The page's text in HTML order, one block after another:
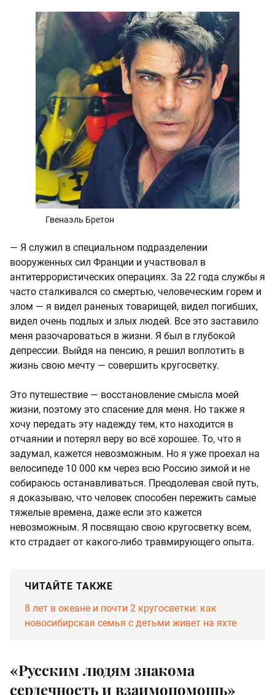
Гвенаэль Бретон
— Я служил в специальном подразделении
вооруженных сил Франции и участвовал в
антитеррористических операциях. За 22 года службы я
часто сталкивался со смертью, человеческим горем и
злом — я видел раненых товарищей, видел погибших,
видел очень подлых и злых людей. Все это заставило
меня разочароваться в жизни. Я был в глубокой
депрессии. Выйдя на пенсию, я решил воплотить в
жизнь свою мечту — совершить кругосветку.
Это путешествие — восстановление смысла моей
жизни, поэтому это спасение для меня. Но также я
хочу передать эту надежду тем, кто находится в
отчаянии и потерял веру во всё хорошее. То, что я
задумал, кажется невозможным. Но я уже проехал на
велосипеде 10 000 км через всю Россию зимой и не
собираюсь останавливаться. Преодолевая свой путь,
я доказываю, что человек способен пережить самые
тяжелые времена, даже если это кажется
невозможным. Я посвящаю свою кругосветку всем,
кто страдает от какого-либо травмирующего опыта.
ЧИТАЙТЕ ТАКЖЕ
8 лет в океане и почти 2 кругосветки: как
новосибирская семья с детьми живет на яхте
«Русским людям знакома
сердечность и взаимопомощь»